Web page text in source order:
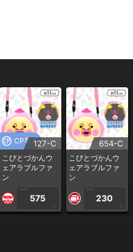
CP専用127-C
こびとづかんウ
ェアラブルファ
ン
1PLAY
575
CP
654-C
こびとづかんウ
ェアラブルファ
ン
1PLAY
230
CP